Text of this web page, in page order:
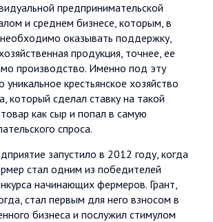
предпринимательской
и среднем бизнесе, которым, в
оказывать поддержку,
продукция, точнее, ее
производство. Именно под эту
уникальное крестьянское хозяйство
который сделал ставку на такой
как сыр и попал в самую
спроса.
запустило в 2012 году, когда
стал одним из победителей
начинающих фермеров. Грант,
стал первым для него взносом в
бизнеса и послужил стимулом